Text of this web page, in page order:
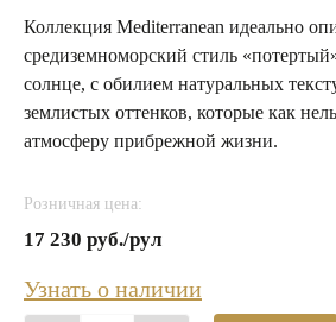
Коллекция Mediterranean идеально
средиземноморский стиль
солнце, с обилием натуральных
землистых оттенков, которые как
атмосферу прибрежной жизни.
Розничная цена:
17 230 руб./рул
Узнать о наличии